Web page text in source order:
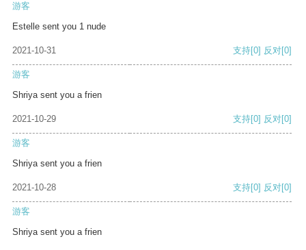
游客
Estelle sent you 1 nude
2021-10-31 支持[0] 反对[0]
游客
Shriya sent you a frien
2021-10-29 支持[0] 反对[0]
游客
Shriya sent you a frien
2021-10-28 支持[0] 反对[0]
游客
Shriya sent you a frien